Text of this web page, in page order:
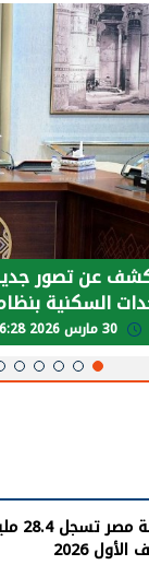
توقف
لعودة معدلات
2026